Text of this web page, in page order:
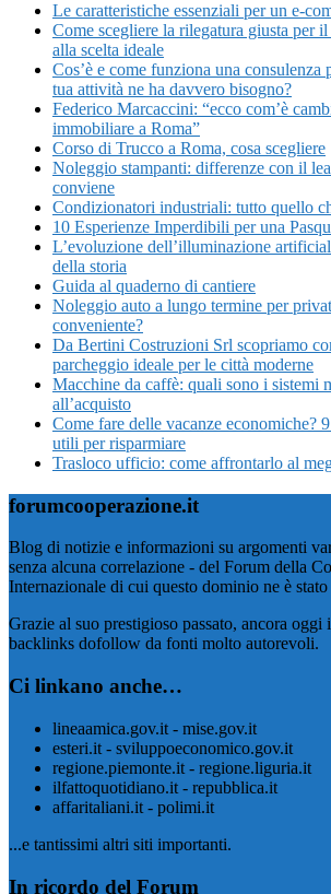
Le caratteristiche essenziali per un e-
Come scegliere la rilegatura giusta per
alla scelta ideale
Cos’è e come funziona una consulenza
tua attività ne ha davvero bisogno?
Federico Marcaccini: “ecco com’è
immobiliare a Roma”
Corso di Trucco a Roma, cosa scegliere
Noleggio stampanti: differenze con il
conviene
Condizionatori industriali: tutto quello
10 Esperienze Imperdibili per una
L’evoluzione dell’illuminazione
della storia
Guida al quaderno di cantiere
Noleggio auto a lungo termine per
conveniente?
Da Bertini Costruzioni Srl scopriamo
parcheggio ideale per le città moderne
Macchine da caffè: quali sono i sistemi
all’acquisto
Come fare delle vacanze economiche?
utili per risparmiare
Trasloco ufficio: come affrontarlo al
forumcooperazione.it
Blog di notizie e informazioni su argomenti
senza alcuna correlazione - del Forum della
Internazionale di cui questo dominio ne è
Grazie al suo prestigioso passato, ancora
backlinks dofollow da fonti molto autorevoli.
Ci linkano anche…
lineaamica.gov.it - mise.gov.it
esteri.it - sviluppoeconomico.gov.it
regione.piemonte.it - regione.liguria.it
ilfattoquotidiano.it - repubblica.it
affaritaliani.it - polimi.it
...e tantissimi altri siti importanti.
In ricordo del Forum